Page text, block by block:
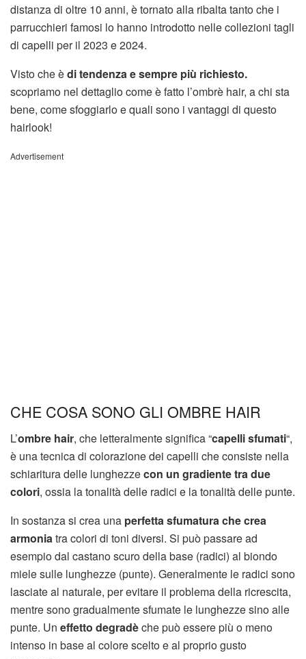
distanza di oltre 10 anni, è tornato alla ribalta tanto che i
parrucchieri famosi lo hanno introdotto nelle collezioni tagli
di capelli per il 2023 e 2024.
Visto che èdi tendenza e sempre più richiesto.
scopriamo nel dettaglio come è fatto l’ombrè hair, a chi sta
bene, come sfoggiarlo e quali sono i vantaggi di questo
hairlook!
Advertisement
CHE COSA SONO GLI OMBRE HAIR
L’ombre hair, che letteralmente significa “capelli sfumati“,
è una tecnica di colorazione dei capelli che consiste nella
schiaritura delle lunghezzecon un gradiente tra due
colori, ossia la tonalità delle radici e la tonalità delle punte.
In sostanza si crea una perfetta sfumatura che crea
armoniatra colori di toni diversi. Si può passare ad
esempio dal castano scuro della base (radici) al biondo
miele sulle lunghezze (punte). Generalmente le radici sono
lasciate al naturale, per evitare il problema della ricrescita,
mentre sono gradualmente sfumate le lunghezze sino alle
punte. Un effetto degradèche può essere più o meno
intenso in base al colore scelto e al proprio gusto